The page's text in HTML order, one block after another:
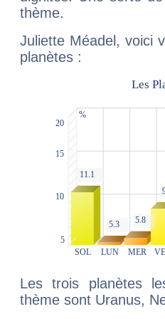
thème.
Juliette Méadel, voici
planètes :
Les trois planètes
thème sont Uranus,